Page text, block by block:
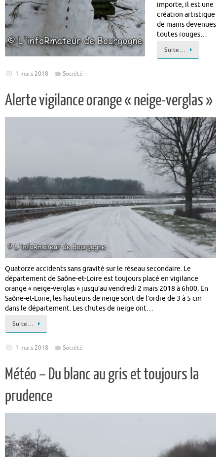
importe, il est une
création artistique
de mains devenues
toutes rouges…
Suite…
1 mars 2018 Société
Alerte vigilance orange « neige-verglas »
Quatorze accidents sans gravité sur le réseau secondaire. Le
département de Saône-et-Loire est toujours placé en vigilance
orange « neige-verglas » jusqu’au vendredi 2 mars 2018 à 6h00. En
Saône-et-Loire, les hauteurs de neige sont de l’ordre de 3 à 5 cm
dans le département. Les chutes de neige ont…
Suite…
1 mars 2018 Société
Météo – Du blanc au gris et toujours la
prudence